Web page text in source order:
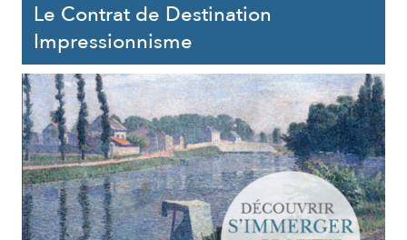
Le Contrat de Destination
Impressionnisme